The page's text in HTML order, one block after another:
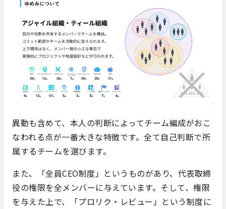
異動も含めて、本人の判断によってチーム編成がおこ
なわれる点が一番大きな特徴です。全て自己判断で所
属するチームを選びます。
また、「全員CEO制度」というものがあり、代表取締
役の権限を全メンバーに与えています。そして、権限
を与えた上で、「プロリク・レビュー」という制度に